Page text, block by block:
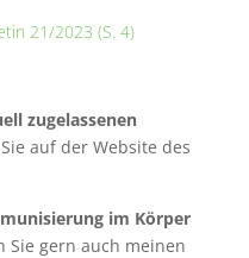
21/2023 (S. 4)
zugelassenen
auf der Website des
im Körper
Sie gern auch meinen